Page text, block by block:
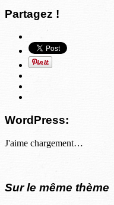
Partagez !
WordPress:
J'aime chargement…
Sur le même thème